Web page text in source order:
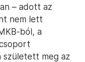
– adott az
nem lett
ból, a
született meg az